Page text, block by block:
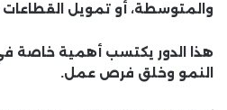
والمتوسطة، أو تمويل القطاعات
هذا الدور يكتسب أهمية خاصة
النمو وخلق فرص عمل.